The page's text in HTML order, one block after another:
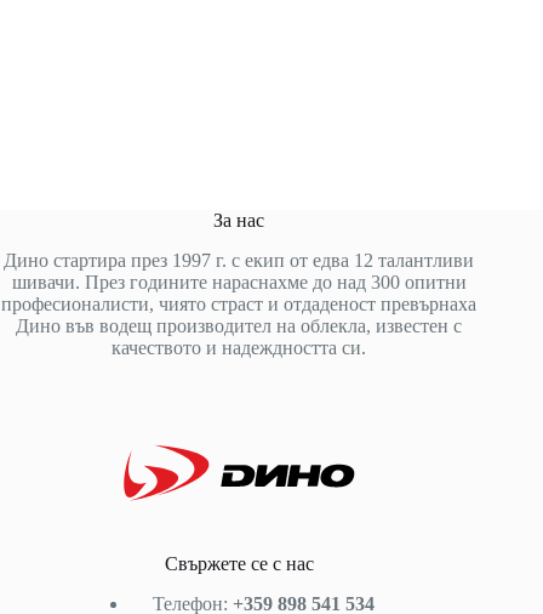
За нас
Дино стартира през 1997 г. с екип от едва 12 талантливи
шивачи. През годините нараснахме до над 300 опитни
професионалисти, чиято страст и отдаденост превърнаха
Дино във водещ производител на облекла, известен с
качеството и надеждността си.
Свържете се с нас
Телефон: +359 898 541 534